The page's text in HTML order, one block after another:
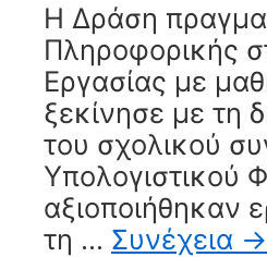
Η Δράση
Πληροφορικής
Εργασίας με
ξεκίνησε με τη
του σχολικού
Υπολογιστικού
αξιοποιήθηκαν
τη … Συνέχεια →